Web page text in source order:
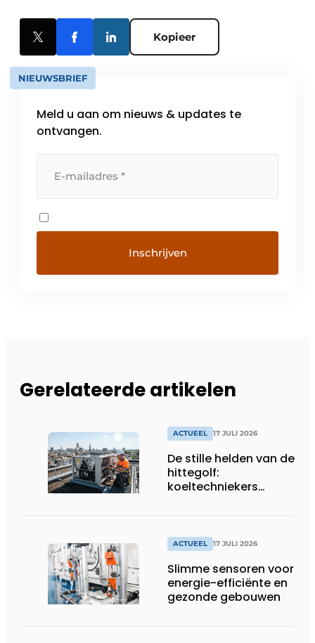
Kopieer
NIEUWSBRIEF
Meld u aan om nieuws & updates te
ontvangen.
Gerelateerde artikelen
ACTUEEL 17 JULI 2026
De stille helden van de
hittegolf:
koeltechniekers
productiebedrijven
ACTUEEL 17 JULI 2026
Slimme sensoren voor
energie-efficiënte en
gezonde gebouwen